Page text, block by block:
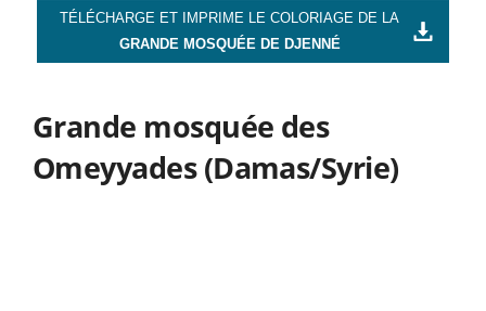
TÉLÉCHARGE ET IMPRIME LE COLORIAGE DE LA
GRANDE MOSQUÉE DE DJENNÉ
Grande mosquée des
Omeyyades (Damas/Syrie)